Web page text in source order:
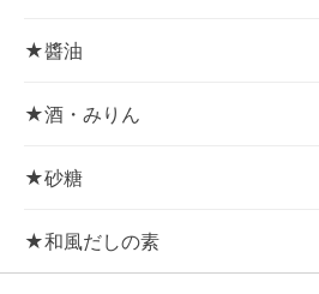
★醬油
★酒・みりん
★砂糖
★和風だしの素